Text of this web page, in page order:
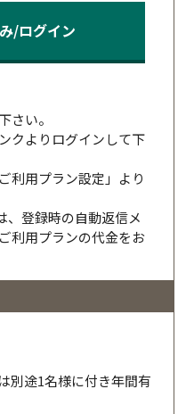
/ログイン
さい。
クよりログインして下
利用プラン設定」より
登録時の自動返信メ
利用プランの代金をお
別途1名様に付き年間有